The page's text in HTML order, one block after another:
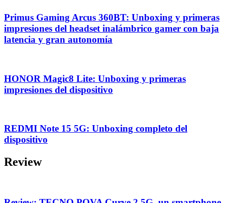
Primus Gaming Arcus 360BT: Unboxing y primeras
impresiones del headset inalámbrico gamer con baja
latencia y gran autonomía
HONOR Magic8 Lite: Unboxing y primeras
impresiones del dispositivo
REDMI Note 15 5G: Unboxing completo del
dispositivo
Review